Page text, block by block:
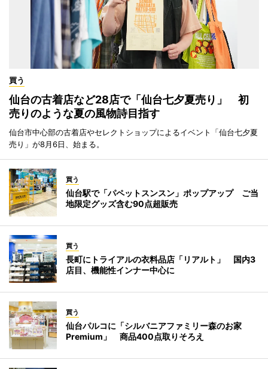
買う
仙台の古着店など28店で「仙台七夕夏売り」 初
売りのような夏の風物詩目指す
仙台市中心部の古着店やセレクトショップによるイベント「仙台七夕夏
売り」が8月6日、始まる。
買う
仙台駅で「パペットスンスン」ポップアップ ご当
地限定グッズ含む90点超販売
買う
長町にトライアルの衣料品店「リアルト」 国内3
店目、機能性インナー中心に
買う
仙台パルコに「シルバニアファミリー森のお家
Premium」 商品400点取りそろえ